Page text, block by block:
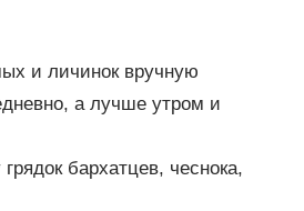
и личинок вручную
а лучше утром и
бархатцев, чеснока,